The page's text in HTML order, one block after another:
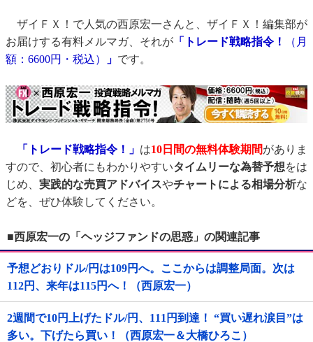
ザイＦＸ！で人気の西原宏一さんと、ザイＦＸ！編集部が
お届けする有料メルマガ、それが 「トレード戦略指令！
（月
額：6600円・税込）
」 です。
「トレード戦略指令！」 は10日間の無料体験期間がありま
すので、初心者にもわかりやすいタイムリーな為替予想をは
じめ、 実践的な売買アドバイスやチャートによる相場分析な
どを、ぜひ体験してください。
■西原宏一の「ヘッジファンドの思惑」の関連記事
予想どおりドル/円は109円へ。ここからは調整局面。次は
112円、来年は115円へ！（西原宏一）
2週間で10円上げたドル/円、111円到達！ “買い遅れ涙目”は
多い。下げたら買い！（西原宏一＆大橋ひろこ）